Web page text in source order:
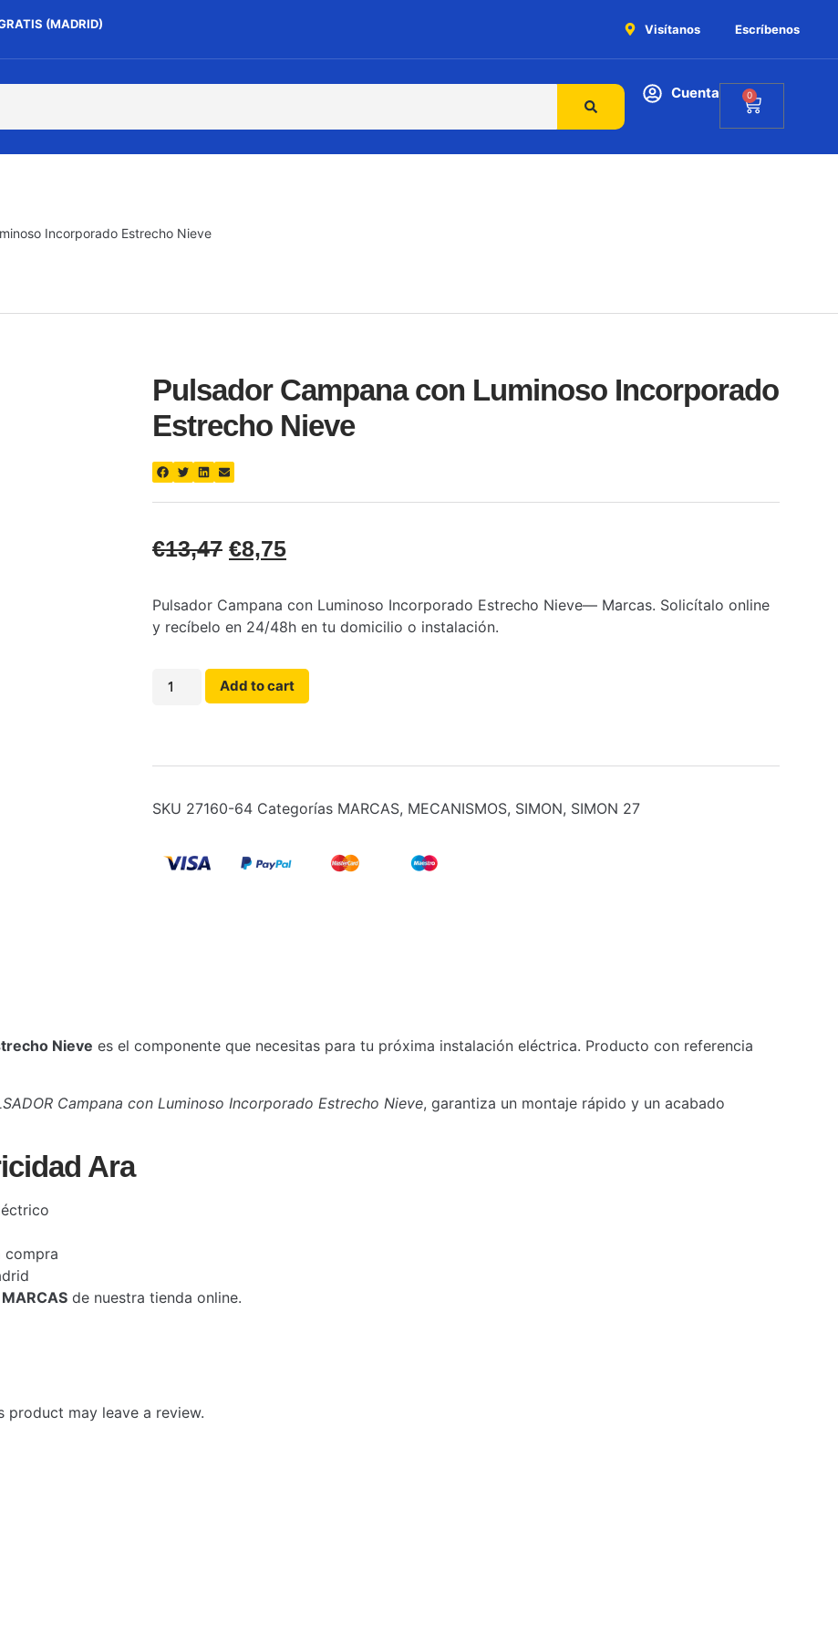
(MADRID) Visítanos Escríbenos
Cuenta 0
Incorporado Estrecho Nieve
Pulsador Campana con Luminoso Incorporado
Estrecho Nieve
€13,47 €8,75
Pulsador Campana con Luminoso Incorporado Estrecho Nieve— Marcas. Solicítalo online
y recíbelo en 24/48h en tu domicilio o instalación.
Add to cart
SKU 27160-64 Categorías MARCAS, MECANISMOS, SIMON, SIMON 27
Nieve es el componente que necesitas para tu próxima instalación eléctrica. Producto con referencia
Campana con Luminoso Incorporado Estrecho Nieve, garantiza un montaje rápido y un acabado
Ara
compra
MARCAS de nuestra tienda online.
product may leave a review.